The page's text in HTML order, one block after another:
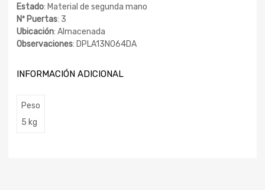
Estado: Material de segunda mano
Nº Puertas: 3
Ubicación: Almacenada
Observaciones: DPLA13N064DA
INFORMACIÓN ADICIONAL
Peso
5 kg